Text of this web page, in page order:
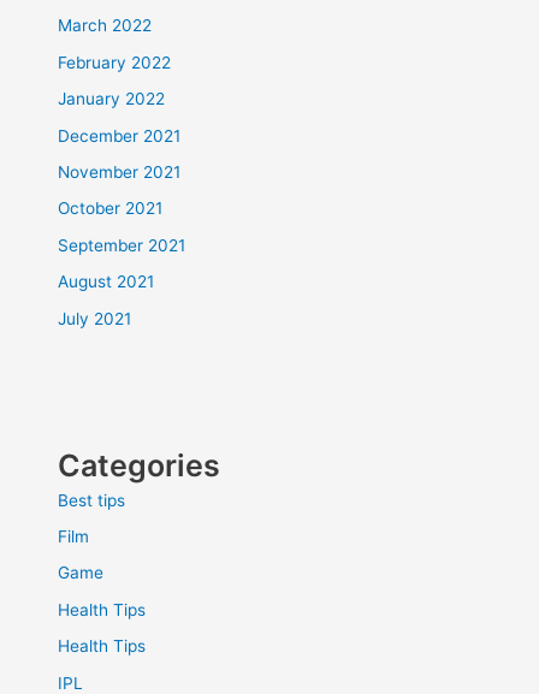
March 2022
February 2022
January 2022
December 2021
November 2021
October 2021
September 2021
August 2021
July 2021
Categories
Best tips
Film
Game
Health Tips
Health Tips
IPL